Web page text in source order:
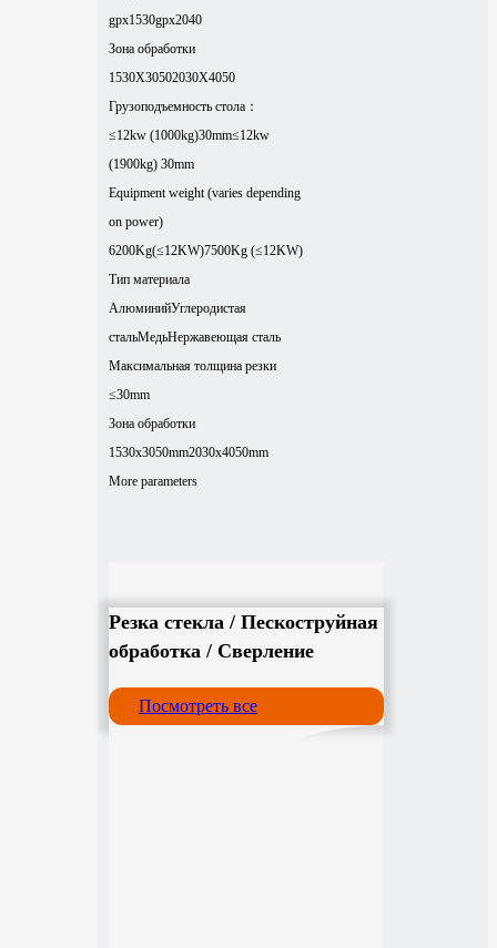
gpx1530gpx2040
Зона обработки
1530X30502030X4050
Грузоподъемность стола：
≤12kw (1000kg)30mm≤12kw
(1900kg) 30mm
Equipment weight (varies depending
on power)
6200Kg(≤12KW)7500Kg (≤12KW)
Тип материала
АлюминийУглеродистая
стальМедьНержавеющая сталь
Максимальная толщина резки
≤30mm
Зона обработки
1530x3050mm2030x4050mm
More parameters
Резка стекла / Пескоструйная
обработка / Сверление
Посмотреть все